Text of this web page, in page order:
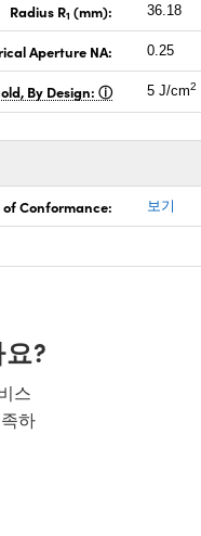
Radius R1 (mm): 36.18
Aperture NA: 0.25
By Design: 5 J/cm2
Conformance: 보기
?
스
하